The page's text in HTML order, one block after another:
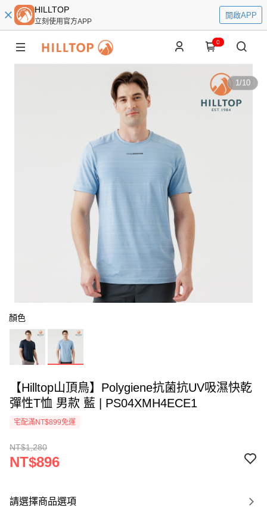
HILLTOP
立刻使用官方APP
開啟APP
0
1/10
顏色
【Hilltop山頂鳥】Polygiene抗菌抗UV吸濕快乾
彈性T恤 男款 藍 | PS04XMH4ECE1
宅配滿NT$899免運
NT$1,280
NT$896
請選擇商品選項